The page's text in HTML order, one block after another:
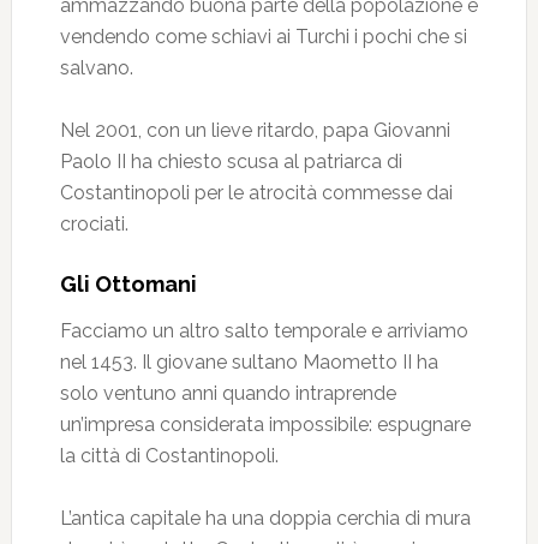
ammazzando buona parte della popolazione e
vendendo come schiavi ai Turchi i pochi che si
salvano.
Nel 2001, con un lieve ritardo, papa Giovanni
Paolo II ha chiesto scusa al patriarca di
Costantinopoli per le atrocità commesse dai
crociati.
Gli Ottomani
Facciamo un altro salto temporale e arriviamo
nel 1453. Il giovane sultano Maometto II ha
solo ventuno anni quando intraprende
un’impresa considerata impossibile: espugnare
la città di Costantinopoli.
L’antica capitale ha una doppia cerchia di mura